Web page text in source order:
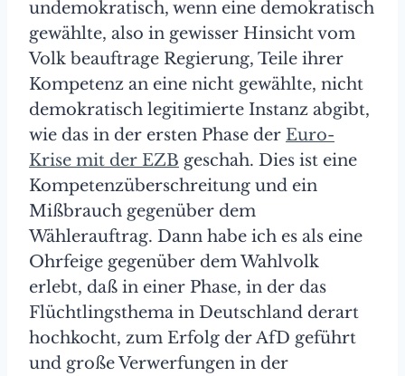
undemokratisch, wenn eine demokratisch
gewählte, also in gewisser Hinsicht vom
Volk beauftrage Regierung, Teile ihrer
Kompetenz an eine nicht gewählte, nicht
demokratisch legitimierte Instanz abgibt,
wie das in der ersten Phase der Euro-
Krise mit der EZB geschah. Dies ist eine
Kompetenzüberschreitung und ein
Mißbrauch gegenüber dem
Wählerauftrag. Dann habe ich es als eine
Ohrfeige gegenüber dem Wahlvolk
erlebt, daß in einer Phase, in der das
Flüchtlingsthema in Deutschland derart
hochkocht, zum Erfolg der AfD geführt
und große Verwerfungen in der